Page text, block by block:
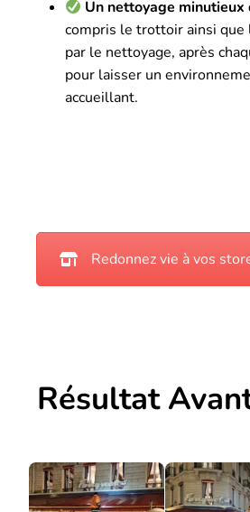
Un nettoyage minutieux
compris le trottoir ainsi que
par le nettoyage, après
pour laisser un
accueillant.
Redonnez vie à vos
Résultat